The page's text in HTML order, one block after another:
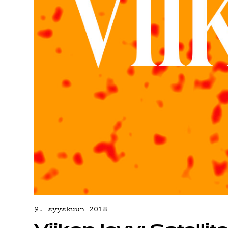
G LIVELAB
YSTÄVÄKLUBI
TIETOSUOJA
9. syyskuun 2018